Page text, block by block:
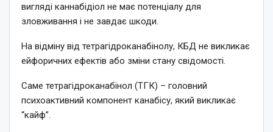
вигляді каннабідіол не має потенціалу для
зловживання і не завдає шкоди.
На відміну від тетрагідроканабінолу, КБД не викликає
ейфоричних ефектів або зміни стану свідомості.
Саме тетрагідроканабінол (ТГК) – головний
психоактивний компонент канабісу, який викликає
“кайф”.